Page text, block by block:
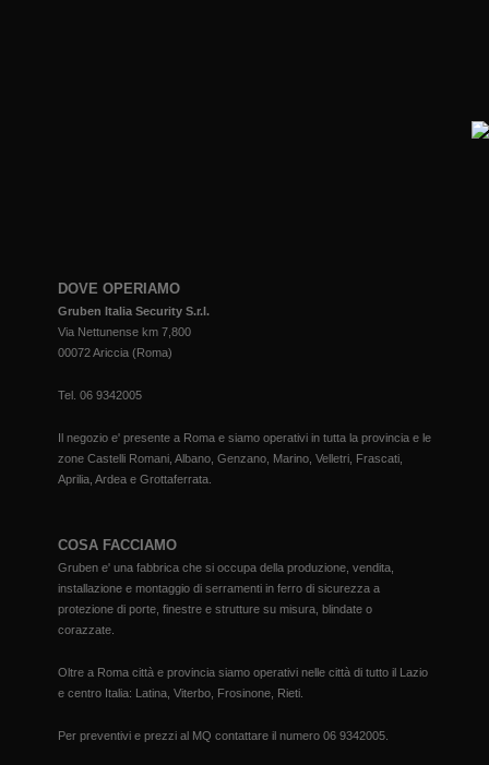
DOVE OPERIAMO
Gruben Italia Security S.r.l.
Via Nettunense km 7,800
00072 Ariccia (Roma)
Tel. 06 9342005
Il negozio e' presente a Roma e siamo operativi in tutta la provincia e le
zone Castelli Romani, Albano, Genzano, Marino, Velletri, Frascati,
Aprilia, Ardea e Grottaferrata.
COSA FACCIAMO
Gruben e' una fabbrica che si occupa della produzione, vendita,
installazione e montaggio di serramenti in ferro di sicurezza a
protezione di porte, finestre e strutture su misura, blindate o
corazzate.
Oltre a Roma città e provincia siamo operativi nelle città di tutto il Lazio
e centro Italia: Latina, Viterbo, Frosinone, Rieti.
Per preventivi e prezzi al MQ contattare il numero 06 9342005.